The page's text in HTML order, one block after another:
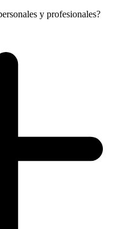
y profesionales?